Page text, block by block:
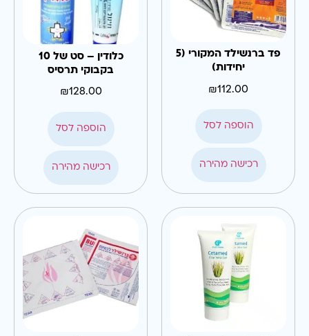
פד ברנשילד המקורי (5
יחידות)
₪112.00
הוספה לסל
רכישה מהירה
כלודין – סט של 10
בקבוקי תרסיס
₪128.00
הוספה לסל
רכישה מהירה